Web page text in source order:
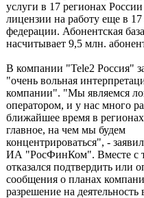
услуги в 17 регионах
лицензии на работу еще в 17
федерации. Абонентская
насчитывает 9,5 млн.
В компании "Tele2 Россия"
"очень вольная
компании". "Мы являемся
оператором, и у нас много
ближайшее время в
главное, на чем мы будем
концентрироваться", -
ИА "РосФинКом". Вместе с
отказался подтвердить или
сообщения о планах
разрешение на